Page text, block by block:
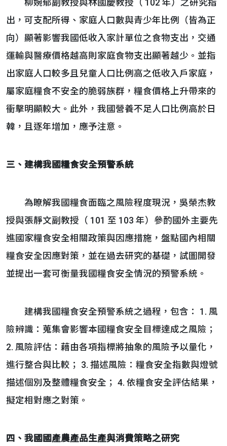
柳婉郁副教授與林國慶教授（ 102 年）之研究指
出，可支配所得、家庭人口數與青少年比例（皆為正
向）顯著影響我國低收入家計單位之食物支出，交通
運輸與醫療價格越高則家庭食物支出顯著越少。並指
出家庭人口較多且兒童人口比例高之低收入戶家庭，
屬家庭糧食不安全的脆弱族群，糧食價格上升帶來的
衝擊明顯較大。此外，我國營養不足人口比例高於日
韓，且逐年增加，應予注意。
三、 建構我國糧食安全預警系統
為瞭解我國糧食面臨之風險程度現況，吳榮杰教
授與張靜文副教授（ 101 至 103 年）參酌國外主要先
進國家糧食安全相關政策與因應措施，盤點國內相關
糧食安全因應對策，並在過去研究的基礎，試圖開發
並提出一套可衡量我國糧食安全情況的預警系統。
建構我國糧食安全預警系統之過程，包含： 1. 風
險辨識：蒐集會影響本國糧食安全目標達成之風險；
2. 風險評估：藉由各項指標將抽象的風險予以量化，
進行整合與比較； 3. 描述風險：糧食安全指數與燈號
描述個別及整體糧食安全； 4. 依糧食安全評估結果，
擬定相對應之對策。
四、 我國國產農產品生產與消費策略之研究